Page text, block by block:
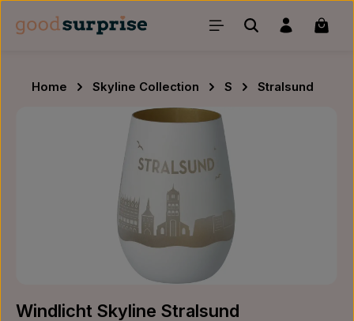
Zum Hauptinhalt springen
Home Skyline Collection S
Stralsund
Bildergalerie überspringen
Windlicht Skyline Stralsund